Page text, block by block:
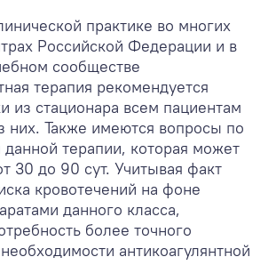
практике во многих
Российской Федерации и в
сообществе
терапия рекомендуется
из стационара всем пациентам
них. Также имеются вопросы по
данной терапии, которая может
30 до 90 сут. Учитывая факт
кровотечений на фоне
данного класса,
более точного
антикоагулянтной